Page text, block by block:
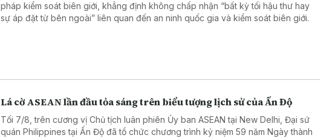
pháp kiểm soát biên giới, khẳng định không chấp nhận “bất kỳ tối hậu thư hay
sự áp đặt từ bên ngoài” liên quan đến an ninh quốc gia và kiểm soát biên giới.
Lá cờ ASEAN lần đầu tỏa sáng trên biểu tượng lịch sử của Ấn Độ
Tối 7/8, trên cương vị Chủ tịch luân phiên Ủy ban ASEAN tại New Delhi, Đại sứ
quán Philippines tại Ấn Độ đã tổ chức chương trình kỷ niệm 59 năm Ngày thành